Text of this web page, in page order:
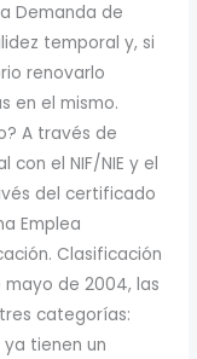
Demanda de
temporal y, si
renovarlo
en el mismo.
A través de
el NIF/NIE y el
del certificado
Emplea
Clasificación
de 2004, las
categorías:
tienen un